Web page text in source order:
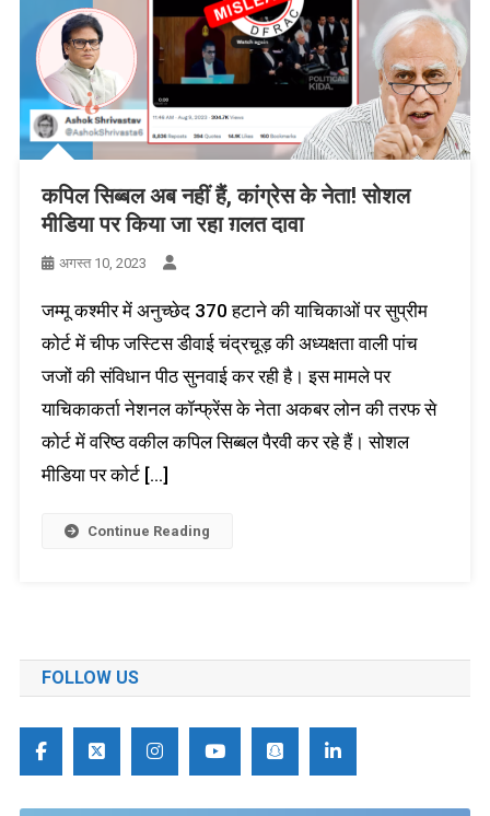
कपिल सिब्बल अब नहीं हैं, कांग्रेस के नेता! सोशल
मीडिया पर किया जा रहा ग़लत दावा
अगस्त 10, 2023
जम्मू कश्मीर में अनुच्छेद 370 हटाने की याचिकाओं पर सुप्रीम
कोर्ट में चीफ जस्टिस डीवाई चंद्रचूड़ की अध्यक्षता वाली पांच
जजों की संविधान पीठ सुनवाई कर रही है। इस मामले पर
याचिकाकर्ता नेशनल कॉन्फ्रेंस के नेता अकबर लोन की तरफ से
कोर्ट में वरिष्ठ वकील कपिल सिब्बल पैरवी कर रहे हैं। सोशल
मीडिया पर कोर्ट […]
Continue Reading
FOLLOW US